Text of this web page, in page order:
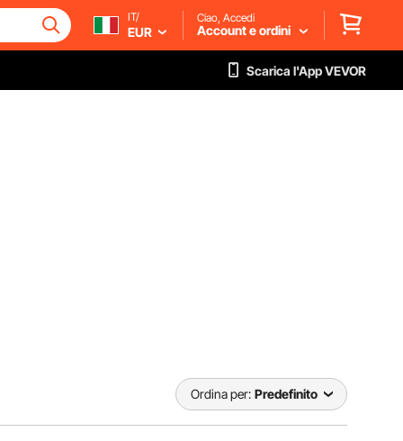
IT/
EUR
Ciao, Accedi
Account e ordini
Scarica l'App VEVOR
Ordina per: Predefinito